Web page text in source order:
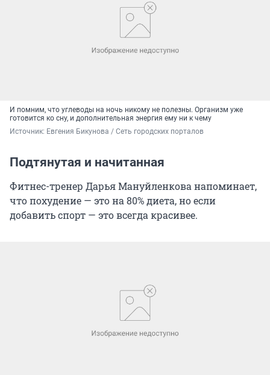
И помним, что углеводы на ночь никому не полезны. Организм уже
готовится ко сну, и дополнительная энергия ему ни к чему
Источник: Евгения Бикунова / Сеть городских порталов
Подтянутая и начитанная
Фитнес-тренер Дарья Мануйленкова напоминает,
что похудение — это на 80% диета, но если
добавить спорт — это всегда красивее.